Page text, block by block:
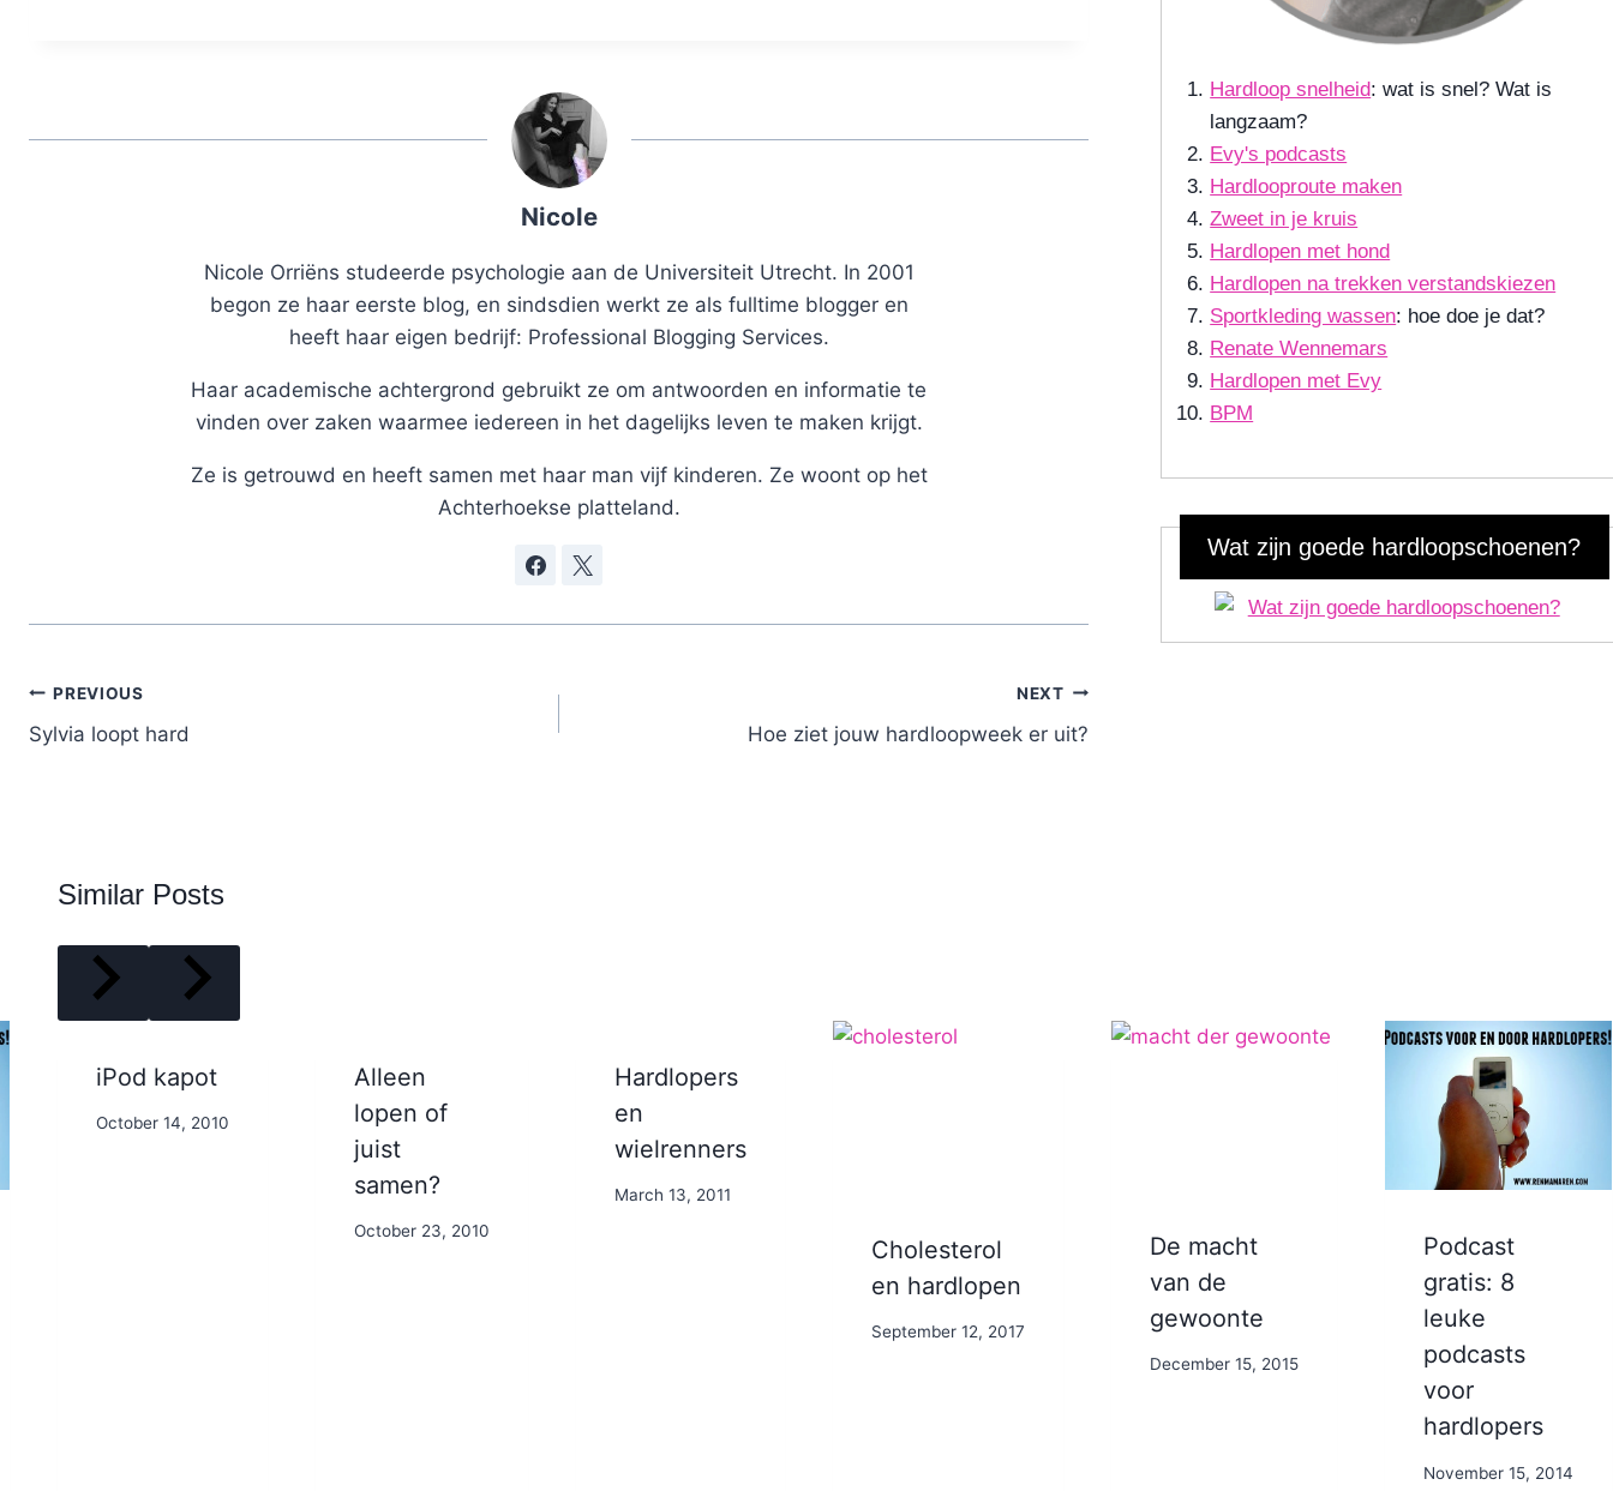
Nicole
Nicole Orriëns studeerde psychologie aan de Universiteit Utrecht. In 2001
begon ze haar eerste blog, en sindsdien werkt ze als fulltime blogger en
heeft haar eigen bedrijf: Professional Blogging Services.
Haar academische achtergrond gebruikt ze om antwoorden en informatie te
vinden over zaken waarmee iedereen in het dagelijks leven te maken krijgt.
Ze is getrouwd en heeft samen met haar man vijf kinderen. Ze woont op het
Achterhoekse platteland.
Post
navigation
PREVIOUS
Sylvia loopt hard
NEXT
Hoe ziet jouw hardloopweek er uit?
Similar Posts
iPod kapot
By
October 14, 2010
Alleen
lopen of
juist
samen?
By
October 23, 2010
Hardlopers
en
wielrenners
By
March 13, 2011
Cholesterol
en hardlopen
By
September 12, 2017
De macht
van de
gewoonte
By
December 15, 2015
Podcast
gratis: 8
leuke
podcasts
voor
hardlopers
By
November 15, 2014
Hardloop snelheid: wat is snel? Wat is
langzaam?
Evy's podcasts
Hardlooproute maken
Zweet in je kruis
Hardlopen met hond
Hardlopen na trekken verstandskiezen
Sportkleding wassen: hoe doe je dat?
Renate Wennemars
Hardlopen met Evy
BPM
Wat zijn goede hardloopschoenen?